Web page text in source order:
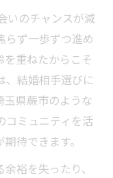
いのチャンスが減
らず一歩ずつ進め
重ねたからこそ
、結婚相手選びに
玉県蕨市のような
コミュニティを活
待できます。
裕を失ったり、